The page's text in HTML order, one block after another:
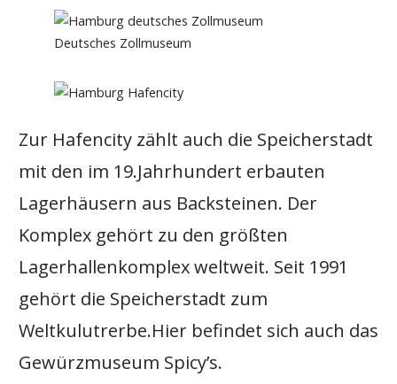
Deutsches Zollmuseum
Zur Hafencity zählt auch die Speicherstadt
mit den im 19.Jahrhundert erbauten
Lagerhäusern aus Backsteinen. Der
Komplex gehört zu den größten
Lagerhallenkomplex weltweit. Seit 1991
gehört die Speicherstadt zum
Weltkulutrerbe.Hier befindet sich auch das
Gewürzmuseum Spicy’s.